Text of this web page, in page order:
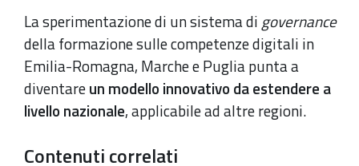
La sperimentazione di un sistema di governance
della formazione sulle competenze digitali in
Emilia-Romagna, Marche e Puglia punta a
diventareun modello innovativo da estendere a
livello nazionale, applicabile ad altre regioni.
Contenuti correlati